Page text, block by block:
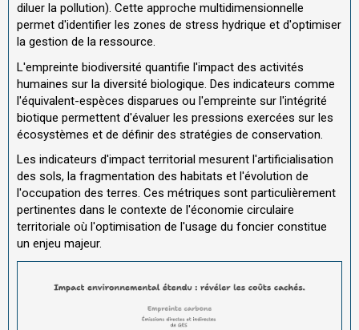
diluer la pollution). Cette approche multidimensionnelle
permet d'identifier les zones de stress hydrique et d'optimiser
la gestion de la ressource.
L'empreinte biodiversité quantifie l'impact des activités
humaines sur la diversité biologique. Des indicateurs comme
l'équivalent-espèces disparues ou l'empreinte sur l'intégrité
biotique permettent d'évaluer les pressions exercées sur les
écosystèmes et de définir des stratégies de conservation.
Les indicateurs d'impact territorial mesurent l'artificialisation
des sols, la fragmentation des habitats et l'évolution de
l'occupation des terres. Ces métriques sont particulièrement
pertinentes dans le contexte de l'économie circulaire
territoriale où l'optimisation de l'usage du foncier constitue
un enjeu majeur.